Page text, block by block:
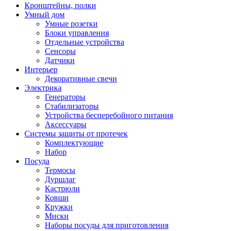
Кронштейны, полки
Умный дом
Умные розетки
Блоки управления
Отдельные устройства
Сенсоры
Датчики
Интерьер
Декоративные свечи
Электрика
Генераторы
Стабилизаторы
Устройства бесперебойного питания
Аксессуары
Системы защиты от протечек
Комплектующие
Набор
Посуда
Термосы
Дуршлаг
Кастрюли
Ковши
Кружки
Миски
Наборы посуды для приготовления